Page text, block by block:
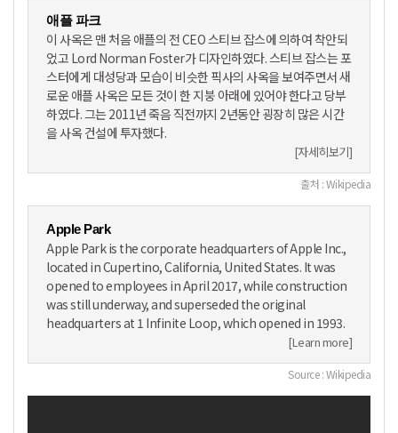
애플 파크
이 사옥은 맨 처음 애플의 전 CEO 스티브 잡스에 의하여 착안되
었고 Lord Norman Foster가 디자인하였다. 스티브 잡스는 포
스터에게 대성당과 모습이 비슷한 픽사의 사옥을 보여주면서 새
로운 애플 사옥은 모든 것이 한 지붕 아래에 있어야 한다고 당부
하였다. 그는 2011년 죽음 직전까지 2년동안 굉장히 많은 시간
을 사옥 건설에 투자했다.
[자세히보기]
출처 : Wikipedia
Apple Park
Apple Park is the corporate headquarters of Apple Inc.,
located in Cupertino, California, United States. It was
opened to employees in April 2017, while construction
was still underway, and superseded the original
headquarters at 1 Infinite Loop, which opened in 1993.
[Learn more]
Source : Wikipedia